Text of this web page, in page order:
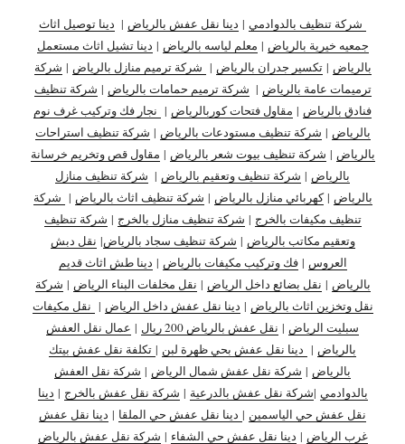
شركة تنظيف بالدوادمي | دينا نقل عفش بالرياض | دينا توصيل اثاث
جمعيه خيرية بالرياض | معلم لياسه بالرياض | دينا تشيل اثاث مستعمل
بالرياض |تكسير جدران بالرياض | شركة ترميم منازل بالرياض | شركة
ترميمات عامة بالرياض | شركة ترميم حمامات بالرياض | شركة تنظيف
فنادق بالرياض | مقاول فتحات كوربالرياض | نجار فك وتركيب غرف نوم
بالرياض | شركة تنظيف مستودعات بالرياض | شركة تنظيف استراحات
بالرياض | شركة تنظيف بيوت شعر بالرياض | مقاول قص وتخريم خرسانة
بالرياض | شركة تنظيف وتعقيم بالرياض | شركة تنظيف منازل
بالرياض |كهربائي منازل بالرياض | شركة تنظيف اثاث بالرياض | شركة
تنظيف مكيفات بالخرج | شركة تنظيف منازل بالخرج | شركة تنظيف
وتعقيم مكاتب بالرياض | شركة تنظيف سجاد بالرياض| نقل دبش
العروس |فك وتركيب مكيفات بالرياض | دينا طش اثاث قديم
بالرياض | نقل بضائع داخل الرياض | نقل مخلفات البناء الرياض | شركة
نقل وتخزين اثاث بالرياض | دينا نقل عفش داخل الرياض | نقل مكيفات
سبليت الرياض | نقل عفش بالرياض 200 ريال | عمال نقل العفش
بالرياض | دينا نقل عفش بحي ظهرة لبن | تكلفة نقل عفش بيتك
بالرياض | شركة نقل عفش شمال الرياض | شركة نقل العفش
بالدوادمي |شركة نقل عفش بالدرعية | شركة نقل عفش بالخرج | دينا
نقل عفش حي الياسمين | دينا نقل عفش حي الملقا | دينا نقل عفش
غرب الرياض | دينا نقل عفش حي الشفاء | شركة نقل عفش بالرياض